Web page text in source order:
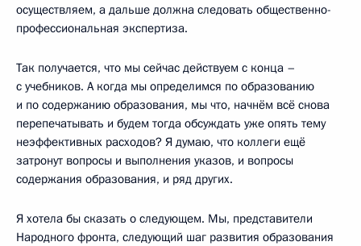
осуществляем, а дальше должна следовать общественно-
профессиональная экспертиза.
Так получается, что мы сейчас действуем с конца –
с учебников. А когда мы определимся по образованию
и по содержанию образования, мы что, начнём всё снова
перепечатывать и будем тогда обсуждать уже опять тему
неэффективных расходов? Я думаю, что коллеги ещё
затронут вопросы и выполнения указов, и вопросы
содержания образования, и ряд других.
Я хотела бы сказать о следующем. Мы, представители
Народного фронта, следующий шаг развития образования